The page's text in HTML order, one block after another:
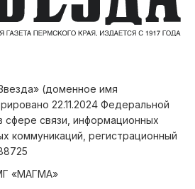
(доменное имя
22.11.2024 Федеральной
сфере связи, информационных
коммуникаций, регистрационный
«МАГМА»